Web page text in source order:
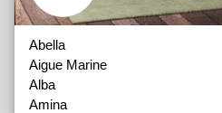
Abella
Aigue Marine
Alba
Amina